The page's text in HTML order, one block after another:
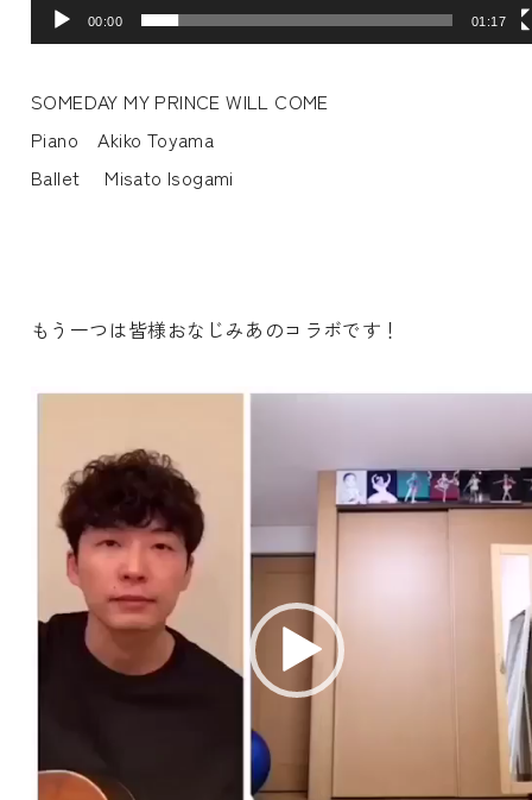
00:00 01:17
SOMEDAY MY PRINCE WILL COME
Piano Akiko Toyama
Ballet Misato Isogami
もう一つは皆様おなじみあのコラボです！
動
ー